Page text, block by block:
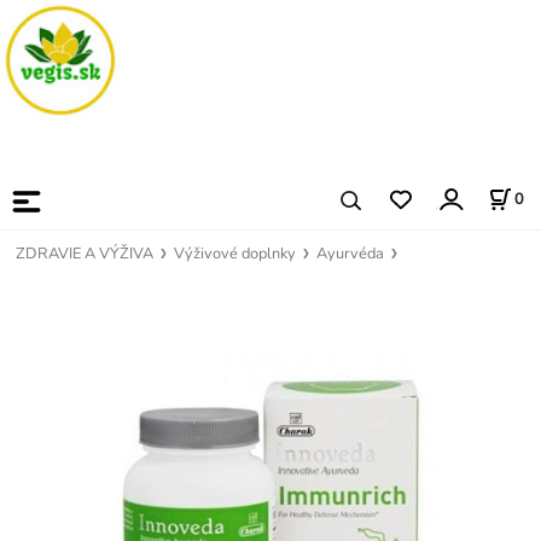
0
ZDRAVIE A VÝŽIVA Výživové doplnky Ayurvéda